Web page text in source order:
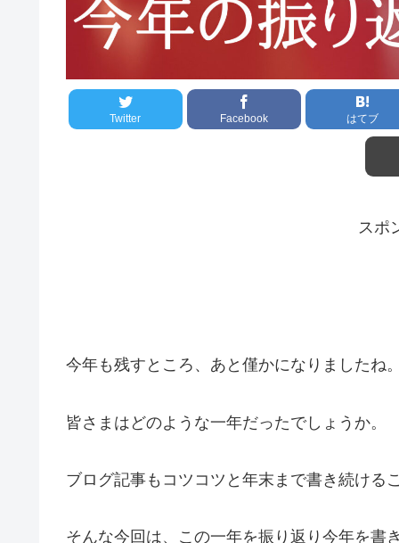
Twitter Facebook はてブ
スポ
今年も残すところ、あと僅かになりましたね
皆さまはどのような一年だったでしょうか。
ブログ記事もコツコツと年末まで書き続ける
そんな今回は、この一年を振り返り今年を書